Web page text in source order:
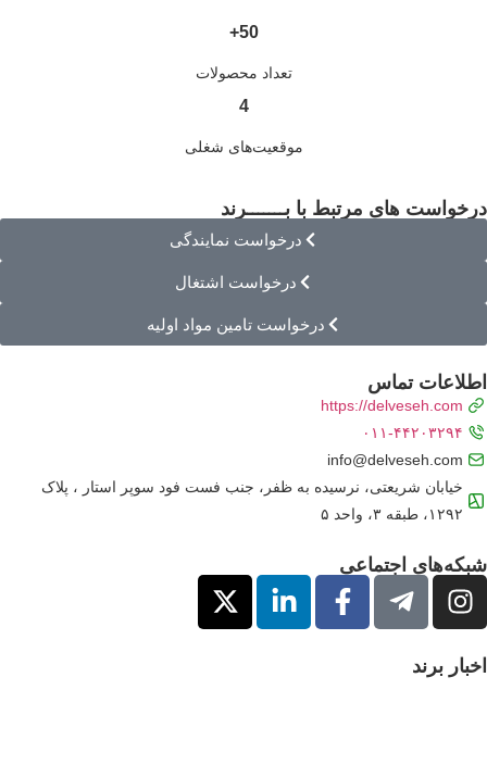
50+
تعداد محصولات
4
موقعیت‌های شغلی
های مرتبط با بـــــــرند
درخواست نمایندگی
درخواست اشتغال
درخواست تامین مواد اولیه
تماس
https://delveseh.com
۰۱۱-۴۴۲۰۳۲۹۴
info@delveseh.com
خیابان شریعتی، نرسیده به ظفر، جنب فست فود سوپر استار ، پلاک
۱۲۹۲، طبقه ۳، واحد ۵
اجتماعی
برند